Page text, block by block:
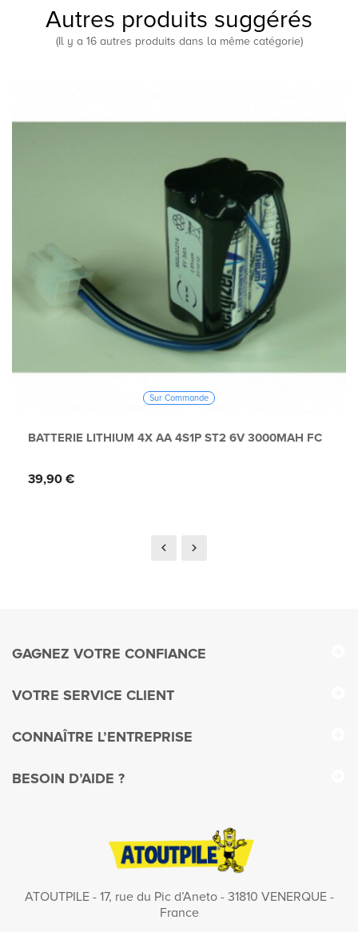
Autres produits suggérés
(Il y a 16 autres produits dans la même catégorie)
Sur Commande
BATTERIE LITHIUM 4X AA 4S1P ST2 6V 3000MAH FC
Prix
39,90 €
GAGNEZ VOTRE CONFIANCE
VOTRE SERVICE CLIENT
CONNAÎTRE L’ENTREPRISE
BESOIN D’AIDE ?
ATOUTPILE - 17, rue du Pic d’Aneto - 31810 VENERQUE -
France